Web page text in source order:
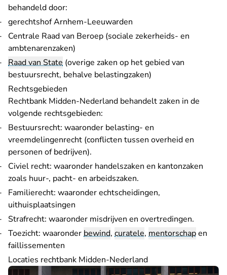
behandeld door:
gerechtshof Arnhem-Leeuwarden
Centrale Raad van Beroep (sociale zekerheids- en
ambtenarenzaken)
Raad van State (overige zaken op het gebied van
bestuursrecht, behalve belastingzaken)
Rechtsgebieden
Rechtbank Midden-Nederland behandelt zaken in de
volgende rechtsgebieden:
Bestuursrecht: waaronder belasting- en
vreemdelingenrecht (conflicten tussen overheid en
personen of bedrijven).
Civiel recht: waaronder handelszaken en kantonzaken
zoals huur-, pacht- en arbeidszaken.
Familierecht: waaronder echtscheidingen,
uithuisplaatsingen
Strafrecht: waaronder misdrijven en overtredingen.
Toezicht: waaronderbewind, curatele, mentorschapen
faillissementen
Locaties rechtbank Midden-Nederland